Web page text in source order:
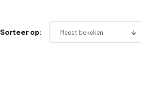
Sorteer op: Meest bekeken